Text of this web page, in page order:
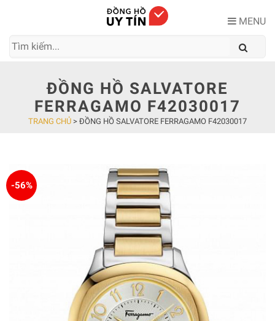
MENU
ĐỒNG HỒ SALVATORE
FERRAGAMO F42030017
TRANG CHỦ > ĐỒNG HỒ SALVATORE FERRAGAMO F42030017
-56%